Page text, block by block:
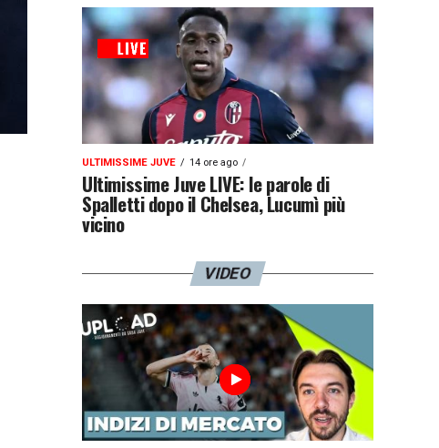
ULTIMISSIME JUVE 14 ore ago
Ultimissime Juve LIVE: le parole di
Spalletti dopo il Chelsea, Lucumì più
vicino
VIDEO